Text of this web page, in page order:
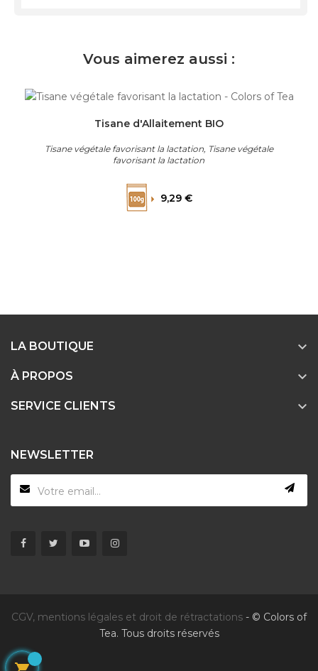
Vous aimerez aussi :
Tisane d'Allaitement BIO
Tisane végétale favorisant la lactation, Tisane végétale
favorisant la lactation
Prix
9,29 €
LA BOUTIQUE 
À PROPOS 
SERVICE CLIENTS 
NEWSLETTER
CGV, mentions légales et droit de rétractations - © Colors of
Tea. Tous droits réservés